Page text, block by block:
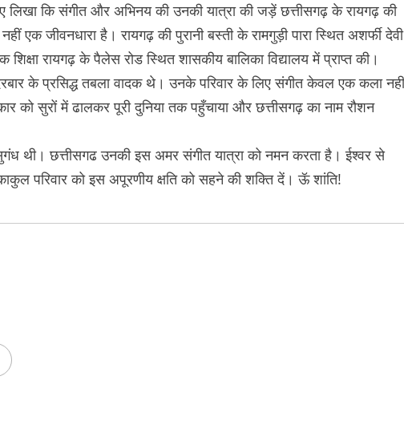
लिखा कि संगीत और अभिनय की उनकी यात्रा की जड़ें छत्तीसगढ़ के रायगढ़ की
एक जीवनधारा है। रायगढ़ की पुरानी बस्ती के रामगुड़ी पारा स्थित अशर्फी देवी
रायगढ़ के पैलेस रोड स्थित शासकीय बालिका विद्यालय में प्राप्त की।
के प्रसिद्ध तबला वादक थे। उनके परिवार के लिए संगीत केवल एक कला
को सुरों में ढालकर पूरी दुनिया तक पहुँचाया और छत्तीसगढ़ का नाम रौशन
थी। छत्तीसगढ उनकी इस अमर संगीत यात्रा को नमन करता है। ईश्वर से
परिवार को इस अपूरणीय क्षति को सहने की शक्ति दें। ऊॅ शांति!